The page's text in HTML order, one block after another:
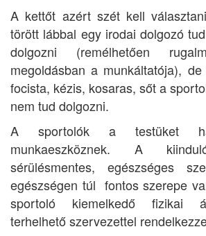
A kettőt azért szét kell
törött lábbal egy irodai dolgozó
dolgozni (remélhetően
megoldásban a munkáltatója),
focista, kézis, kosaras, sőt a
nem tud dolgozni.
A sportolók a testüket
munkaeszköznek. A
sérülésmentes, egészséges
egészségen túl fontos szerepe
sportoló kiemelkedő fizikai
terhelhető szervezettel